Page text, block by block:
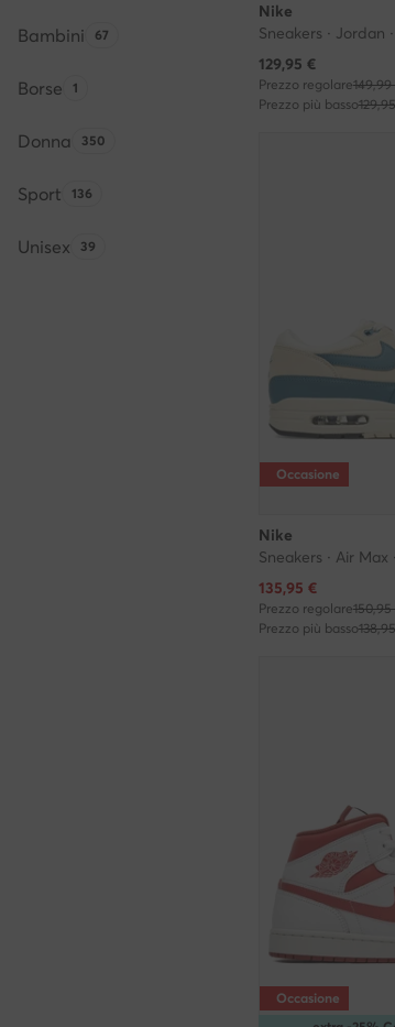
Bambini Quantità di prodotti:
67
Borse Quantità di prodotti:
1
Donna Quantità di prodotti:
350
Sport Quantità di prodotti:
136
Unisex Quantità di prodotti:
39
Nike
Sneakers · Jordan
Prezzo attuale
129,95 €
Prezzo regolare149,99
Prezzo più basso
Occasione
Nike
Sneakers · Air Max
Prezzo attuale
135,95 €
Prezzo regolare150,95
Prezzo più basso
Occasione